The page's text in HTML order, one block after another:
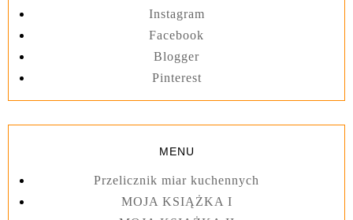
Instagram
Facebook
Blogger
Pinterest
MENU
Przelicznik miar kuchennych
MOJA KSIĄŻKA I